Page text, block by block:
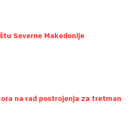
Severne Makedonije
na rad postrojenja za tretman